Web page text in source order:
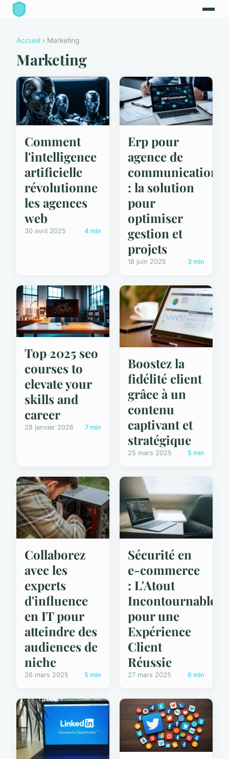
Accueil › Marketing
Marketing
Comment
l'intelligence
artificielle
révolutionne
les agences
web
30 avril 2025 4 min
Erp pour
agence de
communication
: la solution
pour
optimiser
gestion et
projets
18 juin 2025 3 min
Top 2025 seo
courses to
elevate your
skills and
career
28 janvier 2026 7 min
Boostez la
fidélité client
grâce à un
contenu
captivant et
stratégique
25 mars 2025 5 min
Collaborez
avec les
experts
d'influence
en IT pour
atteindre des
audiences de
niche
26 mars 2025 5 min
Sécurité en
e-commerce
: L'Atout
Incontournable
pour une
Expérience
Client
Réussie
27 mars 2025 6 min